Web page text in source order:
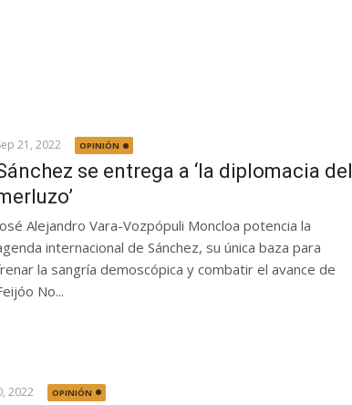
21, 2022 OPINIÓN
se entrega a ‘la diplomacia del
Alejandro Vara-Vozpópuli Moncloa potencia la
internacional de Sánchez, su única baza para
la sangría demoscópica y combatir el avance de
No...
2022 OPINIÓN